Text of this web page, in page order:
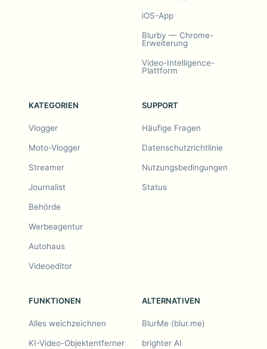
iOS-App
Blurby — Chrome-
Erweiterung
Video-Intelligence-
Plattform
KATEGORIEN
Vlogger
Moto-Vlogger
Streamer
Journalist
Behörde
Werbeagentur
Autohaus
Videoeditor
SUPPORT
Häufige Fragen
Datenschutzrichtlinie
Nutzungsbedingungen
Status
FUNKTIONEN
Alles weichzeichnen
KI-Video-Objektentferner
ALTERNATIVEN
BlurMe (blur.me)
brighter AI